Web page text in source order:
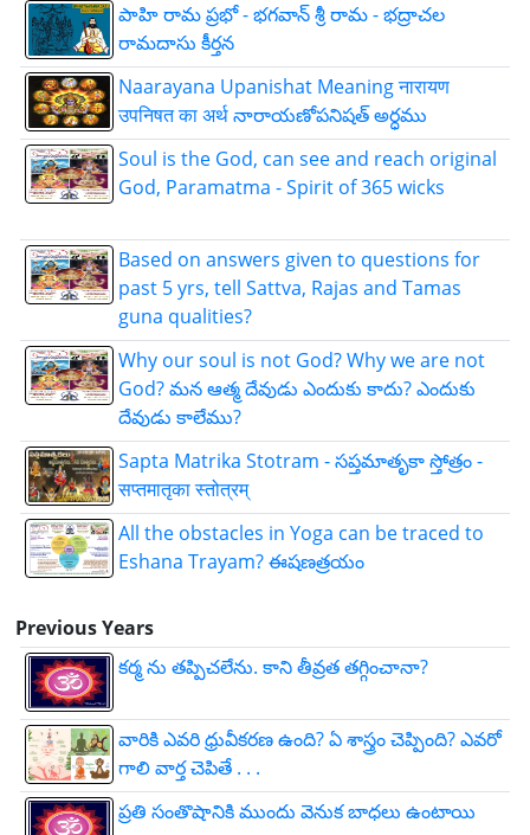
పాహి రామ ప్రభో - భగవాన్ శ్రీ రామ - భద్రాచల
రామదాసు కీర్తన
Naarayana Upanishat Meaning नारायण
उपनिषत का अर्थ నారాయణోపనిషత్ అర్ధము
Soul is the God, can see and reach original
God, Paramatma - Spirit of 365 wicks
Based on answers given to questions for
past 5 yrs, tell Sattva, Rajas and Tamas
guna qualities?
Why our soul is not God? Why we are not
God? మన ఆత్మ దేవుడు ఎందుకు కాదు? ఎందుకు
దేవుడు కాలేము?
Sapta Matrika Stotram - సప్తమాతృకా స్తోత్రం -
सप्तमातृका स्तोत्रम्
All the obstacles in Yoga can be traced to
Eshana Trayam? ఈషణత్రయం
Previous Years
కర్మ ను తప్పిచలేను. కాని తీవ్రత తగ్గించానా?
వారికి ఎవరి ధ్రువీకరణ ఉంది? ఏ శాస్త్రం చెప్పింది? ఎవరో
గాలి వార్త చెపితే . . .
ప్రతి సంతొషానికి ముందు వెనుక బాధలు ఉంటాయి